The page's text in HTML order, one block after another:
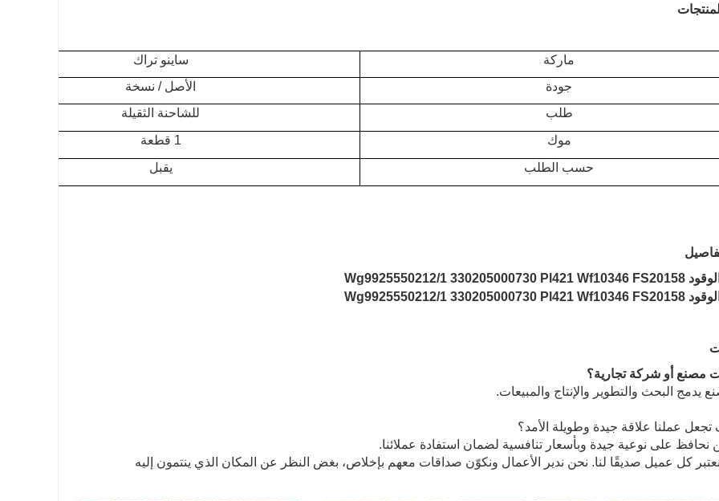
ماركة
ساينو تراك
جودة
الأصل / نسخة
طلب
للشاحنة الثقيلة
موك
1 قطعة
حسب الطلب
يقبل
مصنع أو شركة تجارية؟
يدمج البحث والتطوير والإنتاج والمبيعات.
عملنا علاقة جيدة وطويلة الأمد؟